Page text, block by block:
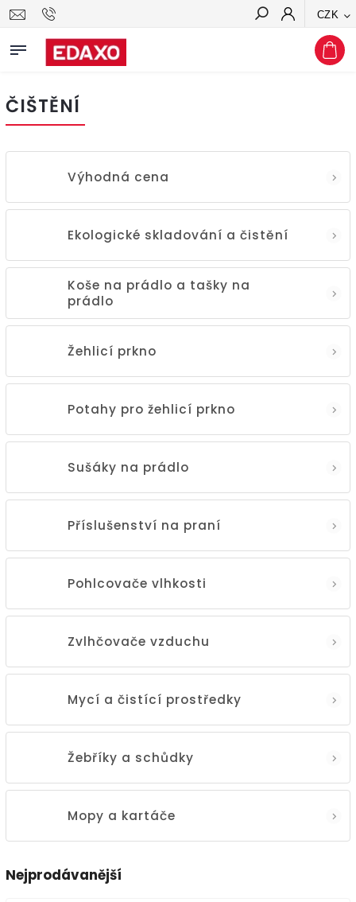
CZK
Hledat
ČIŠTĚNÍ
Výhodná cena
Ekologické skladování a čistění
Koše na prádlo a tašky na
prádlo
Žehlicí prkno
Potahy pro žehlicí prkno
Sušáky na prádlo
Příslušenství na praní
Pohlcovače vlhkosti
Zvlhčovače vzduchu
Mycí a čistící prostředky
Žebříky a schůdky
Mopy a kartáče
Nejprodávanější